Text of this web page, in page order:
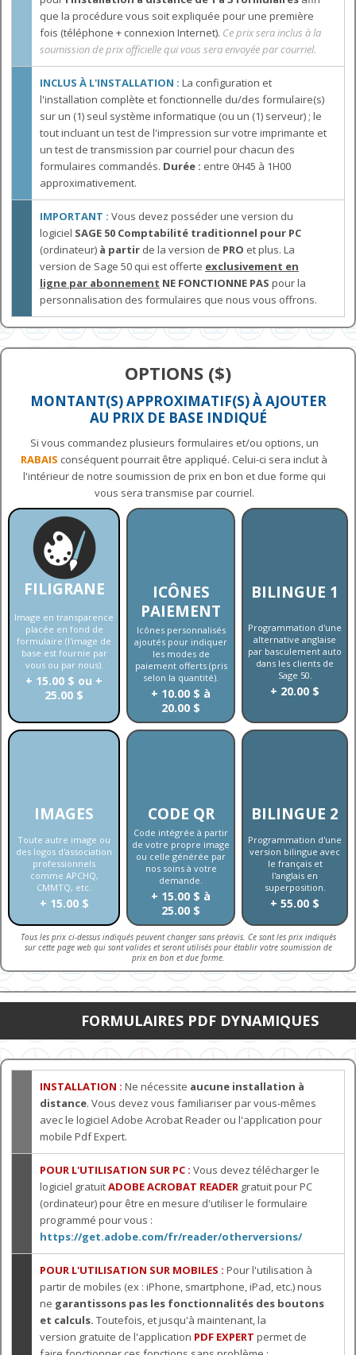
que la procédure vous soit expliquée pour une première
fois (téléphone + connexion Internet). Ce prix sera inclus à la
soumission de prix officielle qui vous sera envoyée par courriel.
INCLUS À L'INSTALLATION : La configuration et
l'installation complète et fonctionnelle du/des formulaire(s)
sur un (1) seul système informatique (ou un (1) serveur) ; le
tout incluant un test de l'impression sur votre imprimante et
un test de transmission par courriel pour chacun des
formulaires commandés. Durée : entre 0H45 à 1H00
approximativement.
IMPORTANT : Vous devez posséder une version du
logiciel SAGE 50 Comptabilité traditionnel pour PC
(ordinateur) à partir de la version de PRO et plus. La
version de Sage 50 qui est offerte exclusivement en
ligne par abonnement NE FONCTIONNE PAS pour la
personnalisation des formulaires que nous vous offrons.
OPTIONS ($)
MONTANT(S) APPROXIMATIF(S) À AJOUTER
AU PRIX DE BASE INDIQUÉ
Si vous commandez plusieurs formulaires et/ou options, un
RABAIS conséquent pourrait être appliqué. Celui-ci sera inclut à
l'intérieur de notre soumission de prix en bon et due forme qui
vous sera transmise par courriel.
FILIGRANE
Image en transparence
placée en fond de
formulaire (l'image de
base est fournie par
vous ou par nous).
+ 15.00 $ ou +
25.00 $
ICÔNES
PAIEMENT
Icônes personnalisés
ajoutés pour indiquer
les modes de
paiement offerts (pris
selon la quantité).
+ 10.00 $ à
20.00 $
BILINGUE 1
Programmation d'une
alternative anglaise
par basculement auto
dans les clients de
Sage 50.
+ 20.00 $
IMAGES
Toute autre image ou
des logos d'association
professionnels
comme APCHQ,
CMMTQ, etc.
+ 15.00 $
CODE QR
Code intégrée à partir
de votre propre image
ou celle générée par
nos soins à votre
demande.
+ 15.00 $ à
25.00 $
BILINGUE 2
Programmation d'une
version bilingue avec
le français et
l'anglais en
superposition.
+ 55.00 $
Tous les prix ci-dessus indiqués peuvent changer sans préavis. Ce sont les prix indiqués
sur cette page web qui sont valides et seront utilisés pour établir votre soumission de
prix en bon et due forme.
FORMULAIRES PDF DYNAMIQUES
INSTALLATION : Ne nécessite aucune installation à
distance. Vous devez vous familiariser par vous-mêmes
avec le logiciel Adobe Acrobat Reader ou l'application pour
mobile Pdf Expert.
POUR L'UTILISATION SUR PC : Vous devez télécharger le
logiciel gratuitADOBE ACROBAT READER gratuit pour PC
(ordinateur) pour être en mesure d'utiliser le formulaire
programmé pour vous :
https://get.adobe.com/fr/reader/otherversions/
POUR L'UTILISATION SUR MOBILES : Pour l'utilisation à
partir de mobiles (ex : iPhone, smartphone, iPad, etc.) nous
ne garantissons pas les fonctionnalités des boutons
et calculs. Toutefois, et jusqu'à maintenant, la
version gratuite de l'application PDF EXPERT permet de